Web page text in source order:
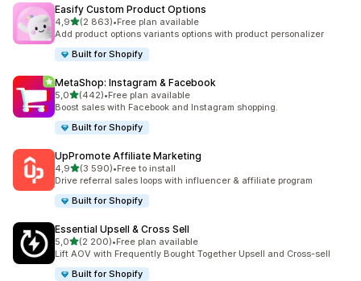
Easify Custom Product Options
4,9z 5 hvězd
(2 863)
Celkový počet recenzí: 2863
•Free plan available
Add product options variants options with product personalizer
Built for Shopify
MetaShop: Instagram & Facebook
5,0z 5 hvězd
(442)
Celkový počet recenzí: 442
•Free plan available
Boost sales with Facebook and Instagram shopping.
Built for Shopify
UpPromote Affiliate Marketing
4,9z 5 hvězd
(3 590)
Celkový počet recenzí: 3590
•Free to install
Drive referral sales loops with influencer & affiliate program
Built for Shopify
Essential Upsell & Cross Sell
5,0z 5 hvězd
(2 200)
Celkový počet recenzí: 2200
•Free plan available
Lift AOV with Frequently Bought Together Upsell and Cross-sell
Built for Shopify